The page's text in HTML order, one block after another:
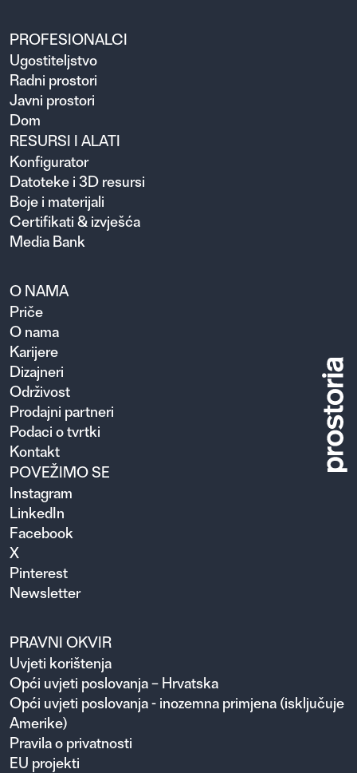
PROFESIONALCI
Ugosti­teljstvo
Radni prostori
Javni prostori
Dom
RESURSI I ALATI
Konfigurator
Datoteke i 3D resursi
Boje i materijali
Certifikati & izvješća
Media Bank
O NAMA
Priče
O nama
Karijere
Dizajneri
Održivost
Prodajni partneri
Podaci o tvrtki
Kontakt
POVEŽIMO SE
Instagram
LinkedIn
Facebook
X
Pinterest
Newsletter
PRAVNI OKVIR
Uvjeti korištenja
Opći uvjeti poslovanja – Hrvatska
Opći uvjeti poslovanja - inozemna primjena (isključuje
Amerike)
Pravila o privatnosti
EU projekti